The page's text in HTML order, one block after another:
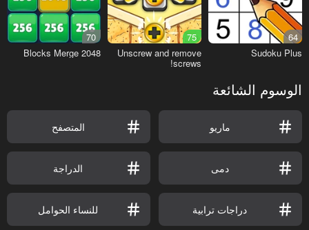
64
Sudoku Plus
75
Unscrew and remove
screws!
70
2048 Blocks Merge
الوسوم الشائعة
ماريو المتصفح
دمى الدراجة
دراجات ترابية للنساء الحوامل